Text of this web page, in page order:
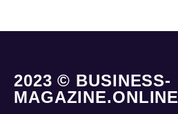
2023 © BUSINESS-
MAGAZINE.ONLINE